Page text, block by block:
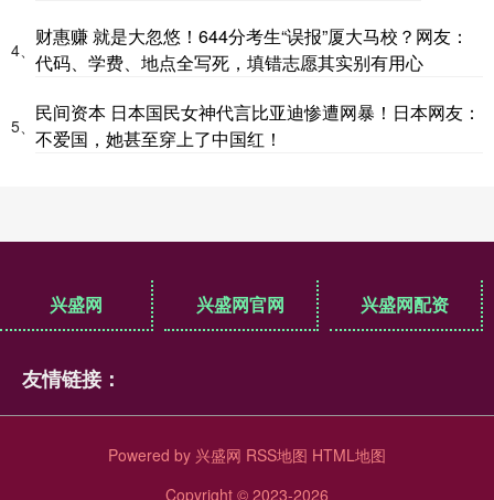
4、
财惠赚 就是大忽悠！644分考生“误报”厦大马校？网友：
代码、学费、地点全写死，填错志愿其实别有用心
5、
民间资本 日本国民女神代言比亚迪惨遭网暴！日本网友：
不爱国，她甚至穿上了中国红！
兴盛网 兴盛网官网 兴盛网配资
友情链接：
Powered by 兴盛网 RSS地图 HTML地图
Copyright © 2023-2026